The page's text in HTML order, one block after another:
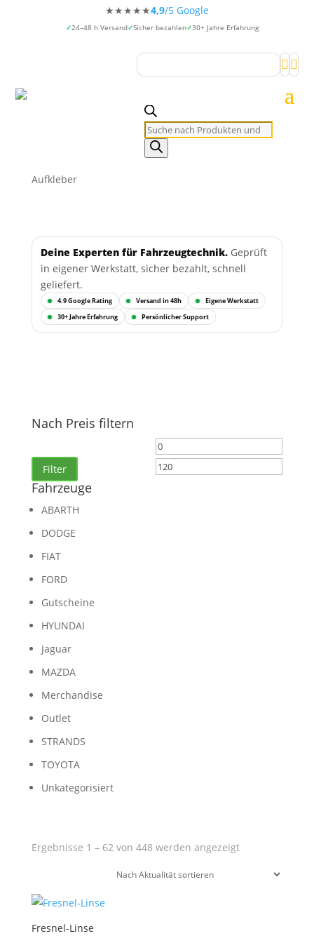
★★★★★4,9/5 Google
24–48 h Versand Sicher bezahlen 30+ Jahre Erfahrung


Products
search
Aufkleber
Deine Experten für Fahrzeugtechnik.Geprüft
in eigener Werkstatt, sicher bezahlt, schnell
geliefert.
4.9 Google Rating Versand in 48h
Eigene Werkstatt
30+ Jahre Erfahrung
Persönlicher Support
Nach Preis filtern
Min.
Preis
Filter
Fahrzeuge
ABARTH
DODGE
FIAT
FORD
Gutscheine
HYUNDAI
Jaguar
MAZDA
Merchandise
Outlet
STRANDS
TOYOTA
Unkategorisiert
Ergebnisse 1 – 62 von 448 werden angezeigtNach
Fresnel-Linse